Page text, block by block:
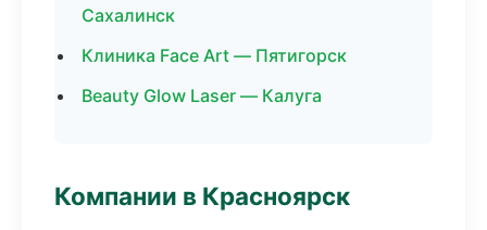
Сахалинск
Клиника Face Art — Пятигорск
Beauty Glow Laser — Калуга
Компании в Красноярск